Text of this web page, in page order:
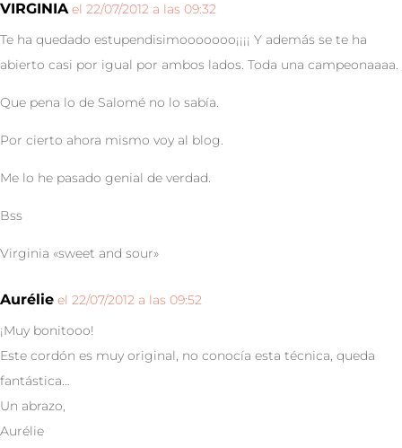
VIRGINIA el 22/07/2012 a las 09:32
Te ha quedado estupendisimooooooo¡¡¡¡ Y además se te ha
abierto casi por igual por ambos lados. Toda una campeonaaaa.
Que pena lo de Salomé no lo sabía.
Por cierto ahora mismo voy al blog.
Me lo he pasado genial de verdad.
Bss
Virginia «sweet and sour»
Aurélie el 22/07/2012 a las 09:52
¡Muy bonitooo!
Este cordón es muy original, no conocía esta técnica, queda
fantástica…
Un abrazo,
Aurélie